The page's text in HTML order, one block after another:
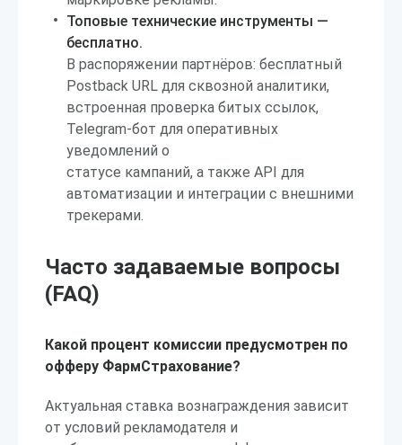
Топовые технические инструменты —
бесплатно.
В распоряжении партнёров: бесплатный
Postback URL для сквозной аналитики,
встроенная проверка битых ссылок,
Telegram-бот для оперативных
уведомлений о
статусе кампаний, а также API для
автоматизации и интеграции с внешними
трекерами.
Часто задаваемые вопросы
(FAQ)
Какой процент комиссии предусмотрен по
офферу ФармСтрахование?
Актуальная ставка вознаграждения зависит
от условий рекламодателя и